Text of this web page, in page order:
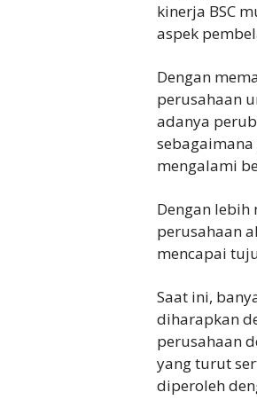
kinerja BSC
aspek
Dengan
perusahaan
adanya
mengalami
Dengan
perusahaan
mencapai
Saat ini,
diharapkan
perusahaan
yang turut
diperoleh